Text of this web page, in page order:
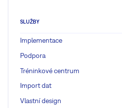
SLUŽBY
Implementace
Podpora
Tréninkové centrum
Import dat
Vlastní design